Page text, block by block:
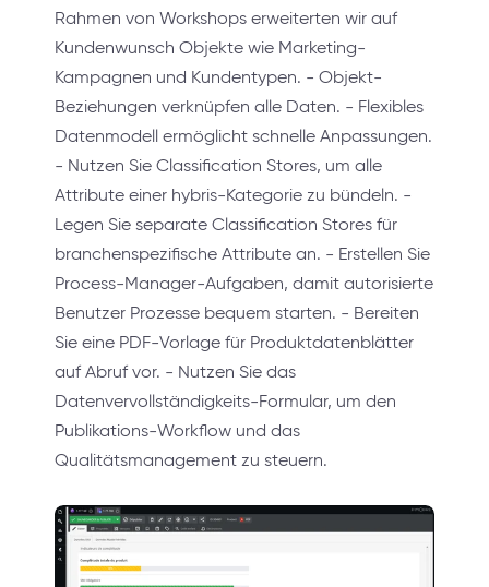
Rahmen von Workshops erweiterten wir auf
Kundenwunsch Objekte wie Marketing-
Kampagnen und Kundentypen. - Objekt-
Beziehungen verknüpfen alle Daten. - Flexibles
Datenmodell ermöglicht schnelle Anpassungen.
- Nutzen Sie Classification Stores, um alle
Attribute einer hybris-Kategorie zu bündeln. -
Legen Sie separate Classification Stores für
branchenspezifische Attribute an. - Erstellen Sie
Process-Manager-Aufgaben, damit autorisierte
Benutzer Prozesse bequem starten. - Bereiten
Sie eine PDF-Vorlage für Produktdatenblätter
auf Abruf vor. - Nutzen Sie das
Datenvervollständigkeits-Formular, um den
Publikations-Workflow und das
Qualitätsmanagement zu steuern.